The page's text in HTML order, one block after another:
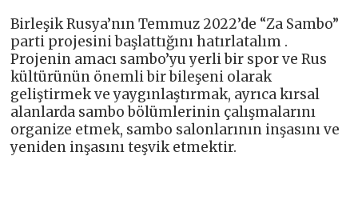
Birleşik Rusya’nın Temmuz 2022’de “Za Sambo”
parti projesini başlattığını hatırlatalım .
Projenin amacı sambo’yu yerli bir spor ve Rus
kültürünün önemli bir bileşeni olarak
geliştirmek ve yaygınlaştırmak, ayrıca kırsal
alanlarda sambo bölümlerinin çalışmalarını
organize etmek, sambo salonlarının inşasını ve
yeniden inşasını teşvik etmektir.